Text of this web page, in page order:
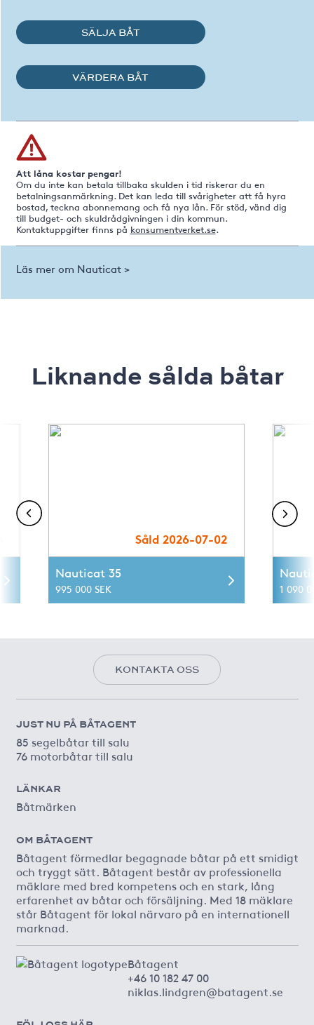
SÄLJA BÅT
VÄRDERA BÅT
Att låna kostar pengar!
Om du inte kan betala tillbaka skulden i tid riskerar du en
betalningsanmärkning. Det kan leda till svårigheter att få hyra
bostad, teckna abonnemang och få nya lån. För stöd, vänd dig
till budget- och skuldrådgivningen i din kommun.
Kontaktuppgifter finns på konsumentverket.se.
Läs mer om Nauticat >
Liknande sålda båtar
Såld 2026-07-02
Nauticat 35
995 000 SEK 1 090
KONTAKTA OSS
JUST NU PÅ BÅTAGENT
85 segelbåtar till salu
76 motorbåtar till salu
LÄNKAR
Båtmärken
OM BÅTAGENT
Båtagent förmedlar begagnade båtar på ett smidigt
och tryggt sätt. Båtagent består av professionella
mäklare med bred kompetens och en stark, lång
erfarenhet av båtar och försäljning. Med 18 mäklare
står Båtagent för lokal närvaro på en internationell
marknad.
Båtagent
+46 10 182 47 00
niklas.lindgren@batagent.se